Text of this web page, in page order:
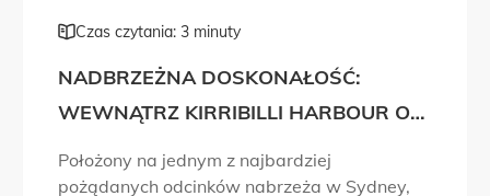
Czas czytania: 3 minuty
NADBRZEŻNA DOSKONAŁOŚĆ:
WEWNĄTRZ KIRRIBILLI HARBOUR OD
Położony na jednym z najbardziej
pożądanych odcinków nabrzeża w Sydney,